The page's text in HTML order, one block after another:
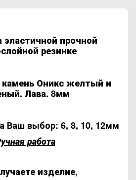
эластичной прочной
резинке
Оникс желтый и
Лава. 8мм
Ваш выбор: 6, 8, 10, 12мм
работа
изделие,